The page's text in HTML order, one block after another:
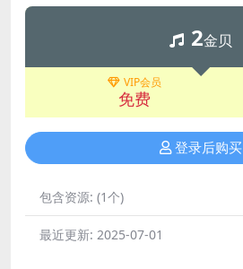
2金贝
VIP会员
免费
登录后购买
包含资源: (1个)
最近更新: 2025-07-01